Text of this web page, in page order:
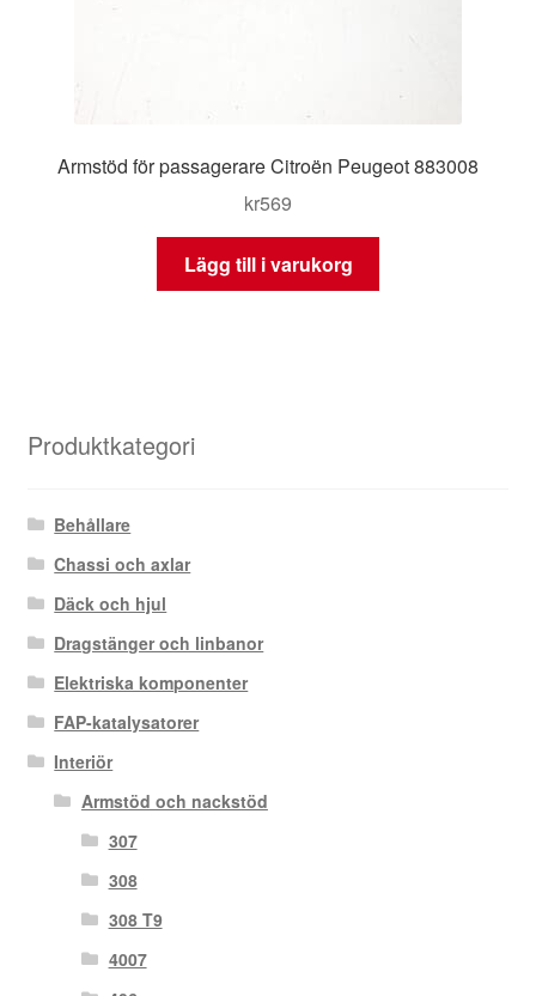
Armstöd för passagerare Citroën Peugeot 883008
kr569
Lägg till i varukorg
Produktkategori
Behållare
Chassi och axlar
Däck och hjul
Dragstänger och linbanor
Elektriska komponenter
FAP-katalysatorer
Interiör
Armstöd och nackstöd
307
308
308 T9
4007